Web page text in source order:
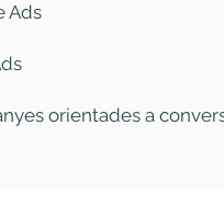
Ads
orientades a